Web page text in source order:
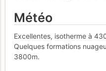
Météo
Excellentes, isotherme à
Quelques formations
3800m.